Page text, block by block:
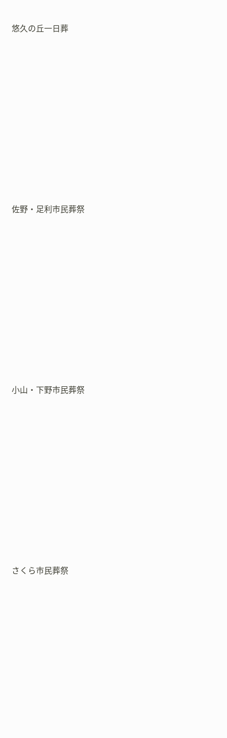
悠久の丘一日葬
佐野・足利市民葬祭
小山・下野市民葬祭
さくら市民葬祭